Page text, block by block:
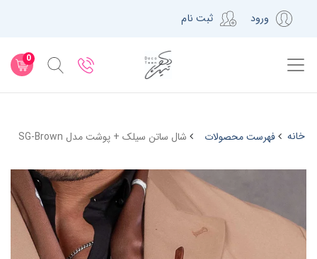
ورود ثبت نام
0
خانه فهرست محصولات شال ساتن سیلک + پوشت مدل SG-Brown